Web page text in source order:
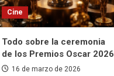
Cine
Todo sobre la ceremonia
de los Premios Oscar 2026
16 de marzo de 2026